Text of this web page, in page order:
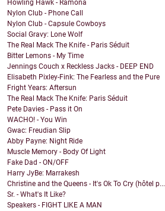
Howling Hawk - Ramona
Nylon Club - Phone Call
Nylon Club - Capsule Cowboys
Social Gravy: Lone Wolf
The Real Mack The Knife - Paris Séduit
Bitter Lemons - My Time
Jennings Couch x Reckless Jacks - DEEP END
Elisabeth Pixley-Fink: The Fearless and the Pure
Fright Years: Aftersun
The Real Mack The Knife: Paris Séduit
Pete Davies - Pass it On
WACHO! - You Win
Gwac: Freudian Slip
Abby Payne: Night Ride
Muscle Memory - Body Of Light
Fake Dad - ON/OFF
Harry JyBe: Marrakesh
Christine and the Queens - It's Ok To Cry (hôtel p...
Sr. - What's It Like?
Speakers - FIGHT LIKE A MAN